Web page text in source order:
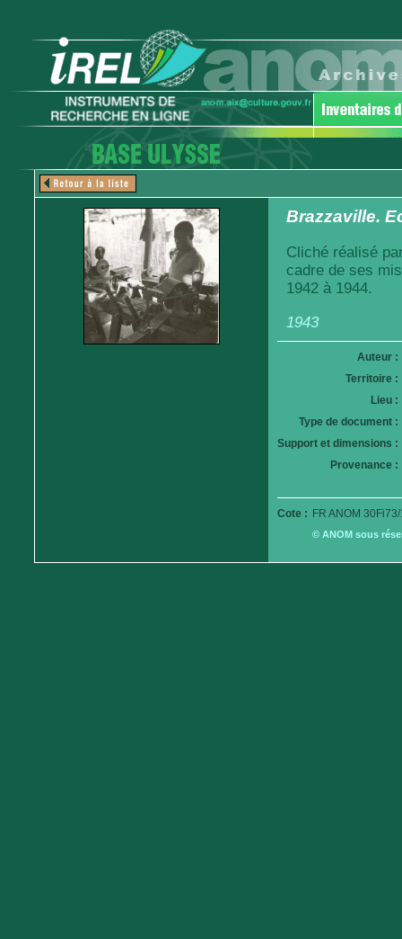
Brazzaville.
Cliché réalisé
cadre de ses
1942 à 1944.
1943
Auteur :
Territoire :
Lieu :
Type de document :
Support et dimensions :
Provenance :
Cote : FR ANOM
© ANOM sous